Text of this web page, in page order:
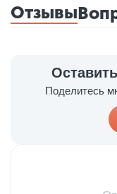
Отзывы
Поделитесь